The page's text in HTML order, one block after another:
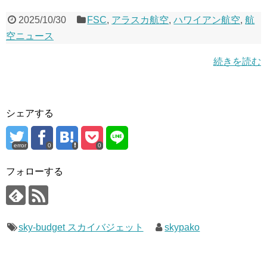
2025/10/30 FSC, アラスカ航空,ハワイアン航空,航
空ニュース
続きを読む
シェアする
error 0 0
フォローする
sky-budget スカイバジェット skypako